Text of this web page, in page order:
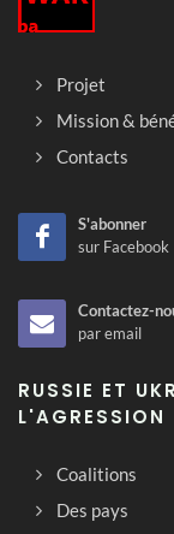
Projet
Mission &
Contacts
S'abonner
sur Facebook
Contactez-
par email
RUSSIE ET
L'AGRESSION
Coalitions
Des pays